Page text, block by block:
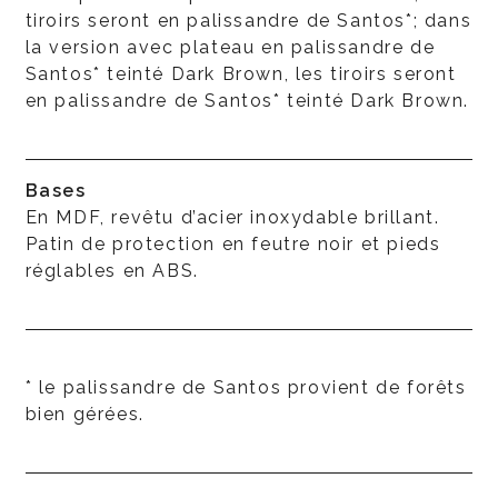
tiroirs seront en palissandre de Santos*; dans
la version avec plateau en palissandre de
Santos* teinté Dark Brown, les tiroirs seront
en palissandre de Santos* teinté Dark Brown.
Bases
En MDF, revêtu d’acier inoxydable brillant.
Patin de protection en feutre noir et pieds
réglables en ABS.
* le palissandre de Santos provient de forêts
bien gérées.